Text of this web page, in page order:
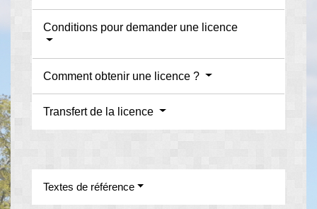
Conditions pour demander une licence
Comment obtenir une licence ?
Transfert de la licence
Textes de référence